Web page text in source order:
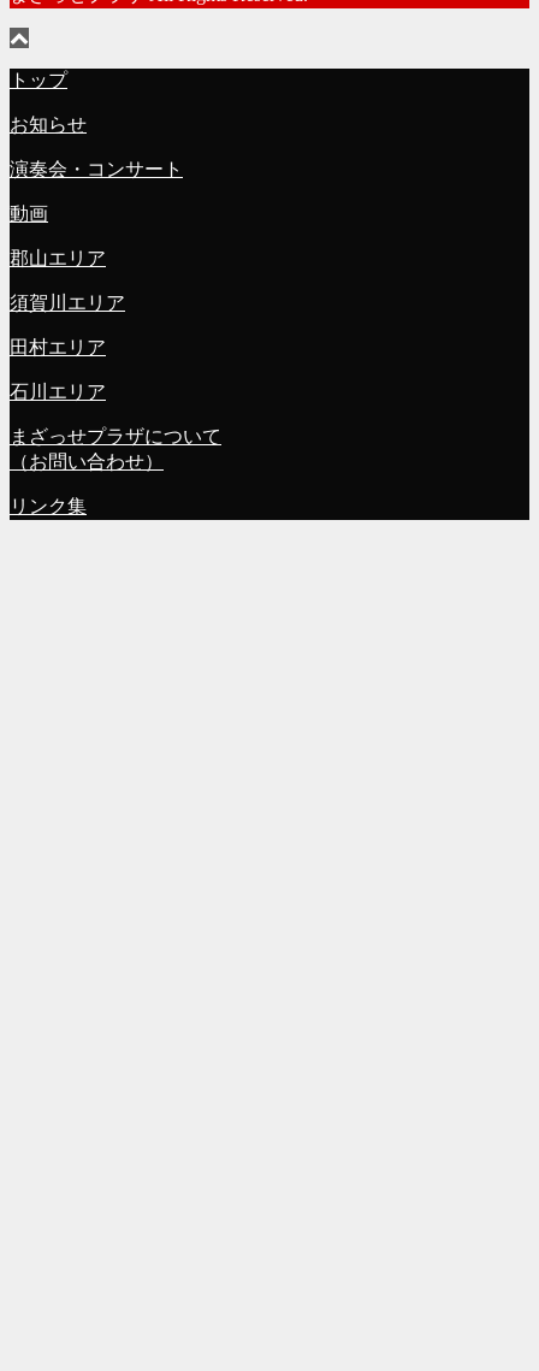
トップ
お知らせ
演奏会・コンサート
動画
郡山エリア
須賀川エリア
田村エリア
石川エリア
まざっせプラザについて
（お問い合わせ）
リンク集